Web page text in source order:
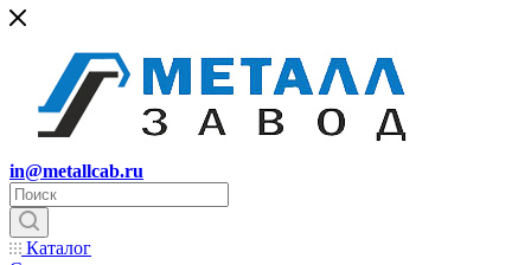
in@metallcab.ru
Каталог